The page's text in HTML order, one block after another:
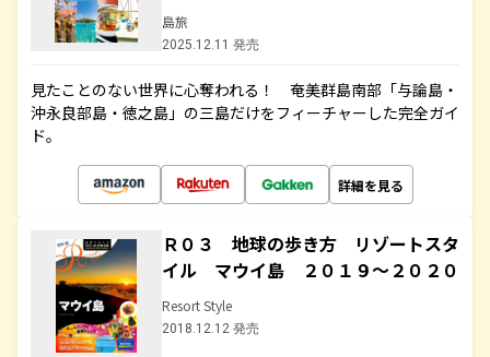
島旅
2025.12.11 発売
見たことのない世界に心奪われる！ 奄美群島南部「与論島・
沖永良部島・徳之島」の三島だけをフィーチャーした完全ガイ
ド。
詳細を見る
Ｒ０３ 地球の歩き方 リゾートスタ
イル マウイ島 ２０１９～２０２０
Resort Style
2018.12.12 発売